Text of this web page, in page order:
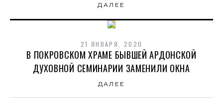
ДАЛЕЕ
21 ЯНВАРЯ, 2020
В ПОКРОВСКОМ ХРАМЕ БЫВШЕЙ АРДОНСКОЙ
ДУХОВНОЙ СЕМИНАРИИ ЗАМЕНИЛИ ОКНА
ДАЛЕЕ